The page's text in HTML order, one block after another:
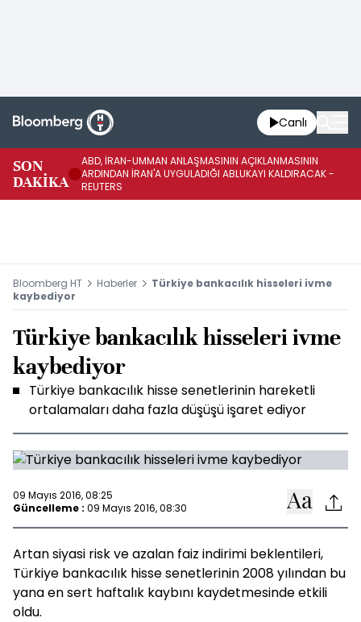
Canlı
SON
DAKİKA
ABD, İRAN-UMMAN ANLAŞMASININ AÇIKLANMASININ
ARDINDAN İRAN'A UYGULADIĞI ABLUKAYI KALDIRACAK -
REUTERS
Bloomberg HT Haberler
Türkiye bankacılık hisseleri ivme
kaybediyor
Türkiye bankacılık hisseleri ivme
kaybediyor
Türkiye bankacılık hisse senetlerinin hareketli
ortalamaları daha fazla düşüşü işaret ediyor
09 Mayıs 2016, 08:25
Güncelleme : 09 Mayıs 2016, 08:30
Artan siyasi risk ve azalan faiz indirimi beklentileri,
Türkiye bankacılık hisse senetlerinin 2008 yılından bu
yana en sert haftalık kaybını kaydetmesinde etkili
oldu.